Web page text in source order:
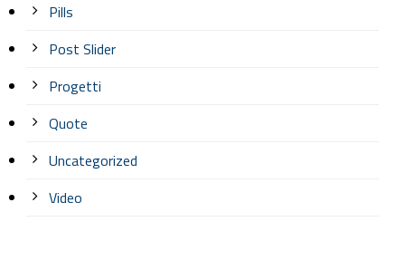
Pills
Post Slider
Progetti
Quote
Uncategorized
Video